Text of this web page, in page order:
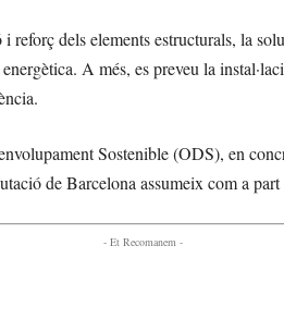
reforç dels elements estructurals, la
A més, es preveu la
Sostenible (ODS), en
de Barcelona assumeix com a
- Et Recomanem -